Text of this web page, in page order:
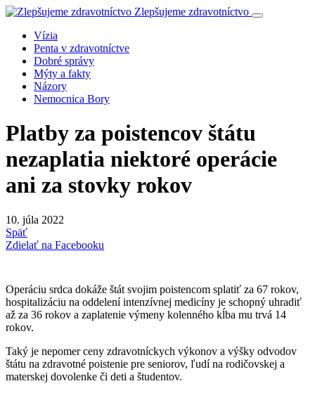
Zlepšujeme zdravotníctvo
Vízia
Penta v zdravotníctve
Dobré správy
Mýty a fakty
Názory
Nemocnica Bory
Platby za poistencov štátu
nezaplatia niektoré operácie
ani za stovky rokov
10. júla 2022
Späť
Zdielať na Facebooku
Operáciu srdca dokáže štát svojim poistencom splatiť za 67 rokov,
hospitalizáciu na oddelení intenzívnej medicíny je schopný uhradiť
až za 36 rokov a zaplatenie výmeny kolenného kĺba mu trvá 14
rokov.
Taký je nepomer ceny zdravotníckych výkonov a výšky odvodov
štátu na zdravotné poistenie pre seniorov, ľudí na rodičovskej a
materskej dovolenke či deti a študentov.